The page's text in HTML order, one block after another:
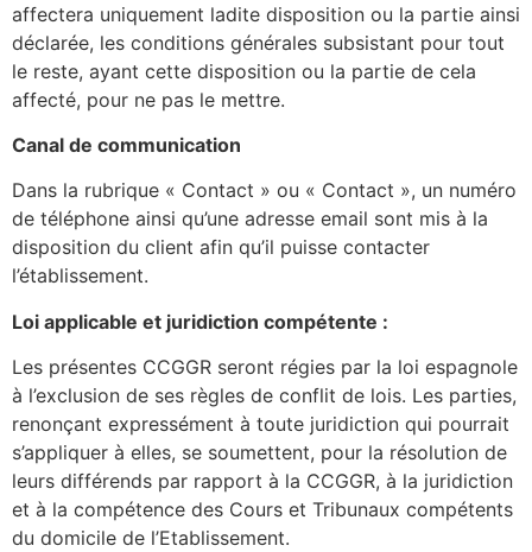
affectera uniquement ladite disposition ou la partie ainsi
déclarée, les conditions générales subsistant pour tout
le reste, ayant cette disposition ou la partie de cela
affecté, pour ne pas le mettre.
Canal de communication
Dans la rubrique « Contact » ou « Contact », un numéro
de téléphone ainsi qu’une adresse email sont mis à la
disposition du client afin qu’il puisse contacter
l’établissement.
Loi applicable et juridiction compétente :
Les présentes CCGGR seront régies par la loi espagnole
à l’exclusion de ses règles de conflit de lois. Les parties,
renonçant expressément à toute juridiction qui pourrait
s’appliquer à elles, se soumettent, pour la résolution de
leurs différends par rapport à la CCGGR, à la juridiction
et à la compétence des Cours et Tribunaux compétents
du domicile de l’Etablissement.